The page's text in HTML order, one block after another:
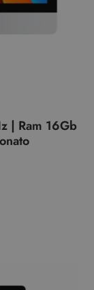
| Ram 16Gb